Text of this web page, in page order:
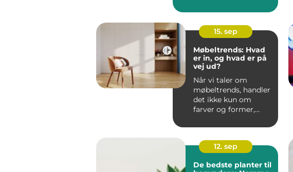
afgørende i en tra...
15. sep
Møbeltrends: Hvad
er in, og hvad er på
vej ud?
Når vi taler om
møbeltrends, handler
det ikke kun om
farver og former,
12. sep
De bedste planter til